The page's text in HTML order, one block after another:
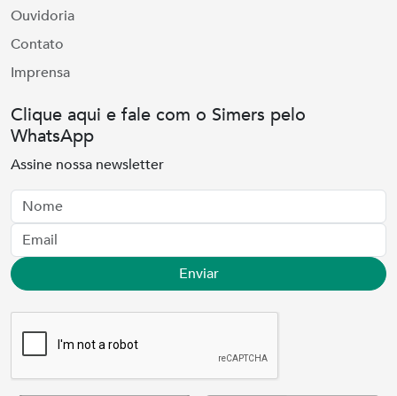
Ouvidoria
Contato
Imprensa
Clique aqui e fale com o Simers pelo
WhatsApp
Assine nossa newsletter
Nome
Email
Enviar